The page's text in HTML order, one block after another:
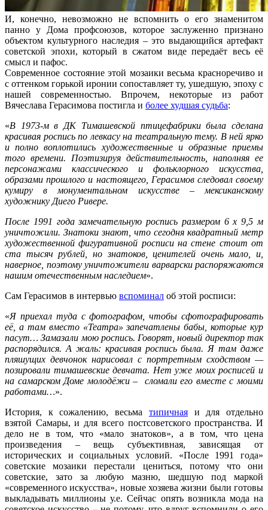
И, конечно, невозможно не вспомнить о его знаменитом
панно у Дома профсоюзов, которое заслуженно признано
объектом культурного наследия – это выдающийся артефакт
советской эпохи, который в сжатом виде передаёт весь её
смысл и пафос.
Современное состояние этой мозаики весьма красноречиво и
с оттенком горькой иронии сопоставляет ту, ушедшую, эпоху с
нашей современностью. Впрочем, некоторые из работ
Вячеслава Герасимова постигла и более худшая судьба:
«В 1973-м в ДК Тимашевской птицефабрики была сделана
красивая роспись по левкасу на театральную тему. В ней ярко
и полно воплотились художественные и образные приемы
того времени.
Поэтизируя действительность, наполняя ее
персонажами классического и фольклорного искусства,
образами прошлого и настоящего, Герасимов следовал своему
кумиру в монументальном искусстве – мексиканскому
художнику Диего Ривере.
После 1991 года замечательную роспись размером 6 х 9,5 м
уничтожили. Знатоки знают, что сегодня квадратный метр
художественной фигуративной росписи на стене стоит от
ста тысяч рублей, но знатоков, ценителей очень мало, и,
наверное, поэтому уничтожители варварски распоряжаются
нашим отечественным наследием».
Сам Герасимов в интервью вспоминал об этой росписи:
«Я приехал туда с фотографом, чтобы сфотографировать
её, а там вместо «Театра» запечатлены бабы, которые кур
пасут… Замазали мою роспись. Говорят, новый директор так
распорядился. А жаль: красивая роспись была. Я там даже
пляшущих девчонок нарисовал с портретным сходством —
позировали тимашевские девчата. Нет уже моих росписей и
на самарском Доме молодёжи – сломали его вместе с моими
работами…».
История, к сожалению, весьма типичнаяи для отдельно
взятой Самары, и для всего постсоветского пространства. И
дело не в том, что «мало знатоков», а в том, что цена
произведения – вещь субъективная, зависящая от
исторических и социальных условий. «После 1991 года»
советские мозаики перестали цениться, потому что они
советские, зато за любую мазню, шедшую под маркой
«современного искусства», новые хозяева жизни были готовы
выкладывать миллионы у.е. Сейчас опять возникла мода на